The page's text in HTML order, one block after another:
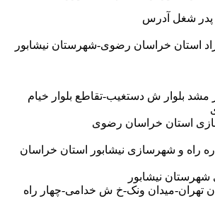
پدر شغل آدرس
استان خراسان رضوی-شهرستان نیشابور
بلوار ش دستغیب-تقاطع بلوار خیام
استان خراسان رضوی
راه و شهرسازی نیشابور استان خراسان
شهرستان نیشابور
تهران-میدان ونک-خ ش خدامی-چهار راه